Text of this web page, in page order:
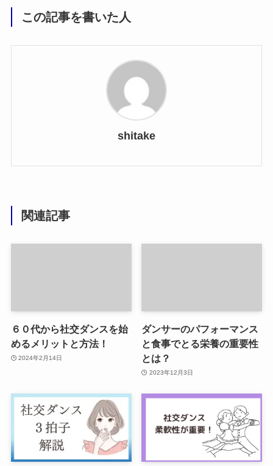
この記事を書いた人
shitake
関連記事
６０代から社交ダンスを始
めるメリットと方法！
2024年2月14日
ダンサーのパフォーマンス
と食事でとる栄養の重要性
とは？
2023年12月3日